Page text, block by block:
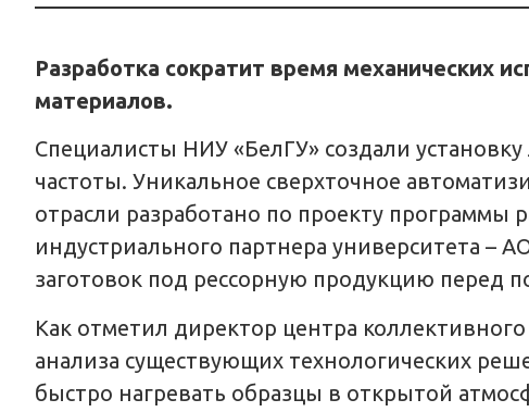
Разработка сократит время механических
материалов.
Специалисты НИУ «БелГУ» создали
частоты. Уникальное сверхточное
отрасли разработано по проекту программы
индустриального партнера университета –
заготовок под рессорную продукцию перед
Как отметил директор центра
анализа существующих технологических
быстро нагревать образцы в открытой